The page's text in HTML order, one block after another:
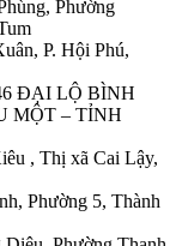
Phường
P. Hội Phú,
ĐẠI LỘ BÌNH
MỘT – TỈNH
, Thị xã Cai Lậy,
Phường 5, Thành